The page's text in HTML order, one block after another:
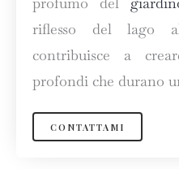
riflesso del lago
contribuisce a
profondi che durano
CONTATTAMI